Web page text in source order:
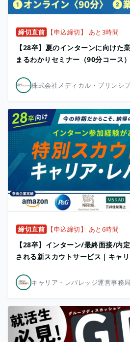
締切直前 【申込締切】 あと3時間
【28卒】夏のインターンに向けた
まるわかりセミナー（90分コース）
株式会社メディカル・プリンシ
締切直前 【申込締切】 あと6時間
【28卒】インターン/最終面接/内
される新スカウトサービス｜キャ
キャリア・レバレッジ運営事務局